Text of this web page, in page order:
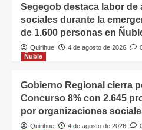
Segegob destaca labor de
sociales durante la
de 1.600 personas en
Quirihue 4 de agosto de 2026
Ñuble
Gobierno Regional cierra
Concurso 8% con 2.645
por organizaciones
Quirihue 4 de agosto de 2026